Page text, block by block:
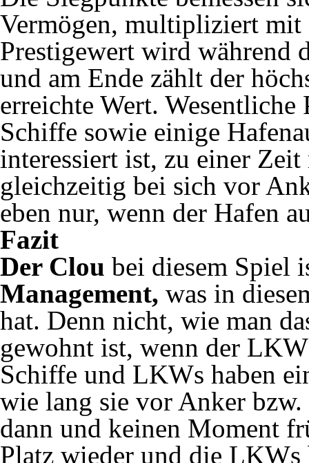
Vermögen, multipliziert mit
Prestigewert wird während
und am Ende zählt der
erreichte Wert.
Schiffe sowie einige
interessiert ist, zu einer
gleichzeitig bei sich vor
eben nur, wenn der Hafen
Fazit
Der Clou bei diesem Spiel
Management, was in
hat. Denn nicht, wie man
gewohnt ist, wenn der
Schiffe und LKWs haben
wie lang sie vor Anker
dann und keinen Moment
Platz wieder und die